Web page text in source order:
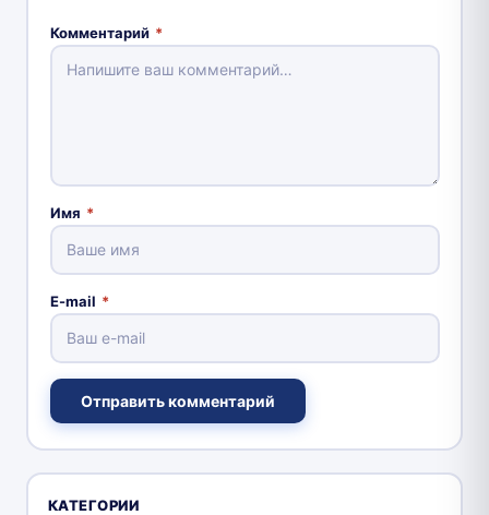
Комментарий *
Имя *
E-mail *
Отправить комментарий
КАТЕГОРИИ